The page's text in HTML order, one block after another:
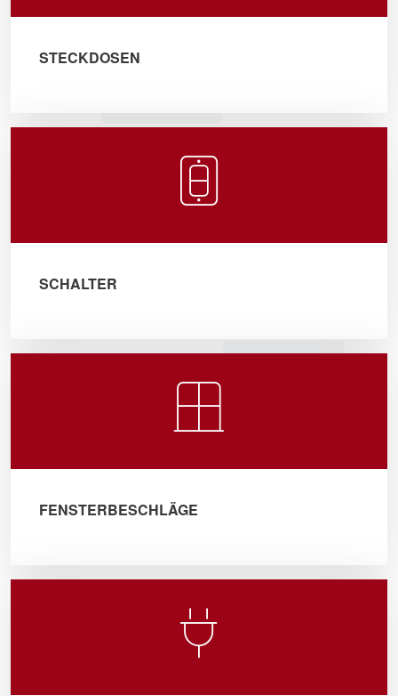
STECKDOSEN
SCHALTER
FENSTERBESCHLÄGE